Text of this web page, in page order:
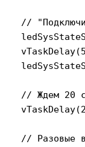
//
// Ждем 20
// Разовые